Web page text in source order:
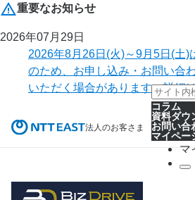
重要なお知らせ
2026年07月29日
2026年8月26日(火)～9月5日(土)
のため、お申し込み・お問い合
いただく場合があります。詳細
法人のお客さま
コラム
資料ダウ
お問い合
マイペー
マ